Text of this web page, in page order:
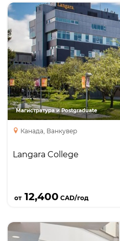
Магистратура и Postgraduate
Канада, Ванкувер
Langara College
от12,400 CAD/год
Langara College –
Ванкувере и
репутацией;
программы
Sheridan